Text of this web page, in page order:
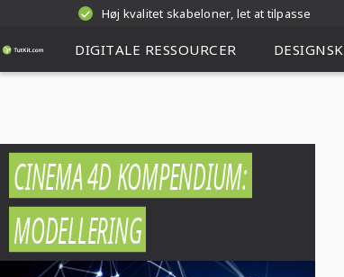
Høj kvalitet skabeloner, let at tilpasse
DIGITALE RESSOURCER
CINEMA 4D KOMPENDIUM:
MODELLERING